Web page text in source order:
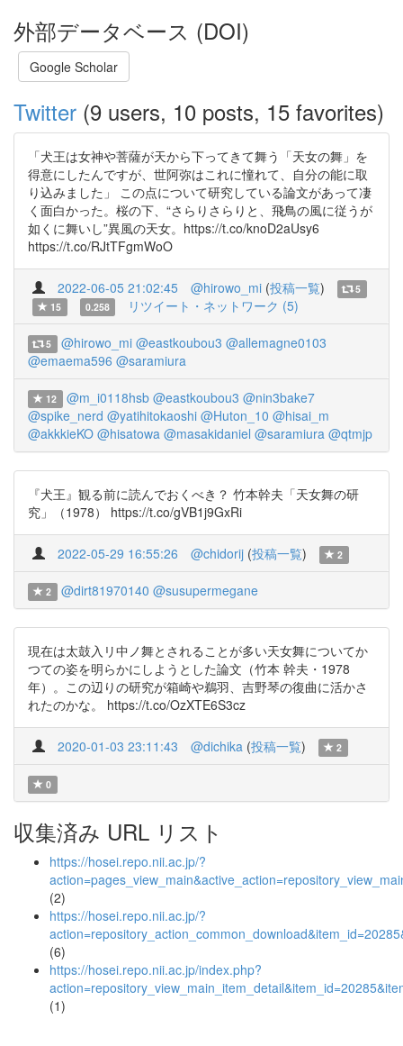
外部データベース (DOI)
Google Scholar
Twitter (9 users, 10 posts, 15 favorites)
「犬王は女神や菩薩が天から下ってきて舞う「天女の舞」を
得意にしたんですが、世阿弥はこれに憧れて、自分の能に取
り込みました」 この点について研究している論文があって凄
く面白かった。桜の下、“さらりさらりと、飛鳥の風に従うが
如くに舞いし”異風の天女。https://t.co/knoD2aUsy6
https://t.co/RJtTFgmWoO
2022-06-05 21:02:45 @hirowo_mi (投稿一覧)
5
15
0.258 リツイート・ネットワーク (5)
5 @hirowo_mi @eastkoubou3 @allemagne0103
@emaema596 @saramiura
12 @m_i0118hsb @eastkoubou3 @nin3bake7
@spike_nerd @yatihitokaoshi @Huton_10 @hisai_m
@akkkieKO @hisatowa @masakidaniel @saramiura @qtmjp
『犬王』観る前に読んでおくべき？ 竹本幹夫「天女舞の研
究」（1978） https://t.co/gVB1j9GxRi
2022-05-29 16:55:26 @chidorij (投稿一覧) 2
2 @dirt81970140 @susupermegane
現在は太鼓入リ中ノ舞とされることが多い天女舞についてか
つての姿を明らかにしようとした論文（竹本 幹夫・1978
年）。この辺りの研究が箱崎や鵜羽、吉野琴の復曲に活かさ
れたのかな。 https://t.co/OzXTE6S3cz
2020-01-03 23:11:43 @dichika (投稿一覧) 2
0
収集済み URL リスト
https://hosei.repo.nii.ac.jp/?
(2)
https://hosei.repo.nii.ac.jp/?
(6)
https://hosei.repo.nii.ac.jp/index.php?
(1)